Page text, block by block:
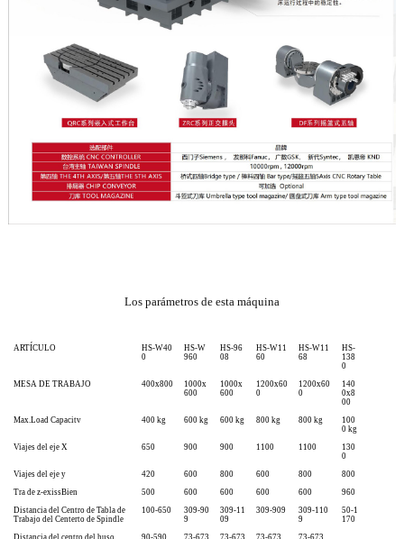
Los parámetros de esta máquina
ARTÍCULO
HS-W40
0
HS-W
960
HS-96
08
HS-W11
60
HS-W11
68
HS-
138
0
MESA DE TRABAJO
400x800
1000x
600
1000x
600
1200x60
0
1200x60
0
140
0x8
00
Max.Load Capacitv
400 kg 600 kg 600 kg 800 kg 800 kg
100
0 kg
Viajes del eje X
650 900 900 1100 1100
130
0
Viajes del eje y
420 600 800 600 800
800
Tra de z-exissBien 500 600 600 600 600
960
Distancia del Centro de Tabla de
Trabajo del Centerto de Spindle
100-650
309-90
9
309-11
09
309-909
309-110
9
50-1
170
Distancia del centro del huso
90-590 73-673 73-673 73-673
73-673